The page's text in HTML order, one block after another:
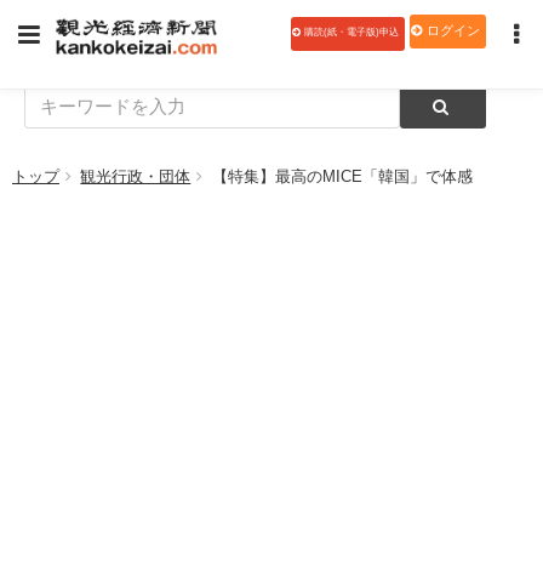
購読(紙・電子版)申込 ログイン
トップ 観光行政・団体 【特集】最高のMICE「韓国」で体感